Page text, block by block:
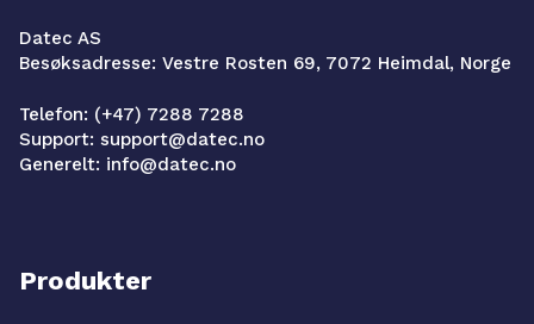
Datec AS
Besøksadresse: Vestre Rosten 69, 7072 Heimdal, Norge
Telefon: (+47) 7288 7288
Support: support@datec.no
Generelt: info@datec.no
Produkter